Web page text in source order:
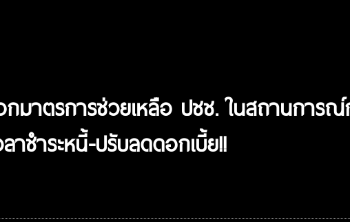
กมาตรการช่วยเหลือ ปชช. ในสถานการณ์
าชำระหนี้-ปรับลดดอกเบี้ย!!